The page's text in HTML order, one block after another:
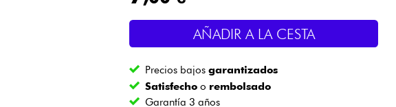
Sistemas de Sonido
Vientos
Cables & Acces.
AÑADIR A LA CESTA
Precios bajosgarantizados
Satisfecho o rembolsado
Garantía 3 años